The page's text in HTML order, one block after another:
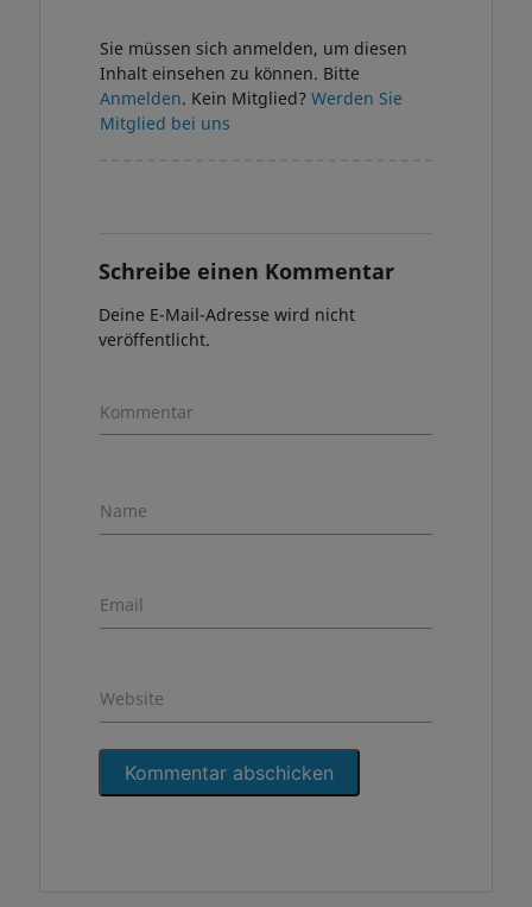
Sie müssen sich anmelden, um diesen
Inhalt einsehen zu können. Bitte
Anmelden. Kein Mitglied? Werden Sie
Mitglied bei uns
Schreibe einen Kommentar
Deine E-Mail-Adresse wird nicht
veröffentlicht.
Kommentar
Name
Email
Website